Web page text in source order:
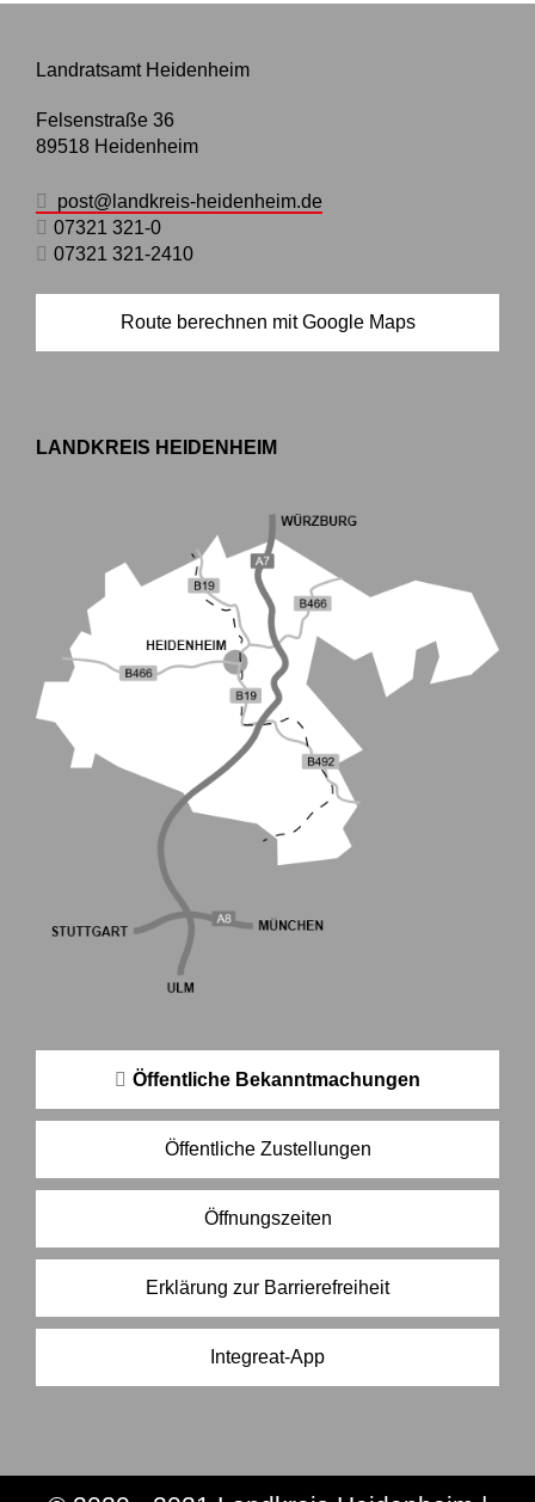
Landratsamt Heidenheim
Felsenstraße 36
89518 Heidenheim
post@landkreis-heidenheim.de
07321 321-0
07321 321-2410
Route berechnen mit Google Maps
LANDKREIS HEIDENHEIM
Öffentliche Bekanntmachungen
Öffentliche Zustellungen
Öffnungszeiten
Erklärung zur Barrierefreiheit
Integreat-App